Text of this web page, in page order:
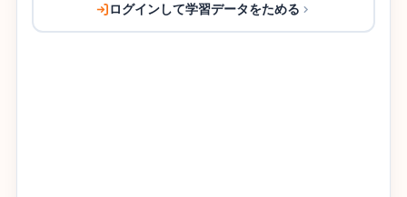
ログインして学習データをためる